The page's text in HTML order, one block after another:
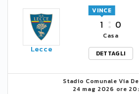
Lecce
1
VINCE
0
Casa
DETTAGLI
Stadio Comunale Via
24 mag 2026 ore